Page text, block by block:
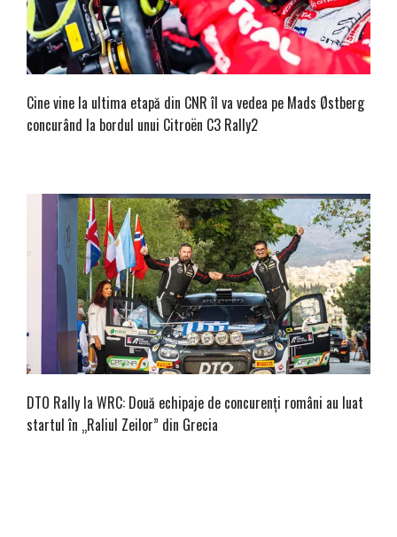
Cine vine la ultima etapă din CNR îl va vedea pe Mads Østberg
concurând la bordul unui Citroën C3 Rally2
DTO Rally la WRC: Două echipaje de concurenți români au luat
startul în „Raliul Zeilor” din Grecia